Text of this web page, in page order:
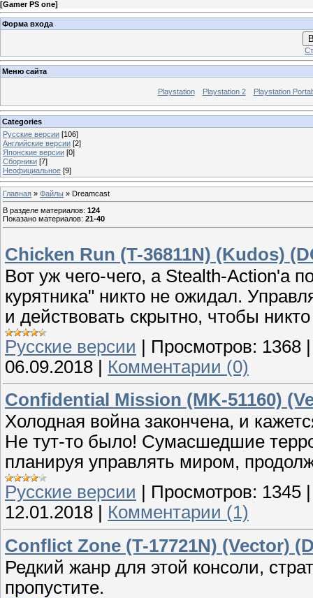
[Gamer PS one]
Форма входа
Меню сайта
Playstation Playstation 2 Playstation
Categories
Русские версии [106]
Английские версии [2]
Японские версии [0]
Сборники [7]
Неофициальное [9]
Главная » Файлы » Dreamcast
В разделе материалов: 124
Показано материалов: 21-40
Chicken Run (T-36811N) (Kudos)
Вот уж чего-чего, а Stealth-Action'а
курятника" никто не ожидал.
и действовать скрытно, чтобы
Русские версии | Просмотров: 1368
06.09.2018 | Комментарии (0)
Confidential Mission (MK-51160)
Холодная война закончена, и
Не тут-то было! Сумасшедшие
планируя управлять миром,
Русские версии
Просмотров: 1345
12.01.2018
Комментарии (1)
Conflict Zone (T-17721N) (Vector)
Редкий жанр для этой консоли,
пропустите.